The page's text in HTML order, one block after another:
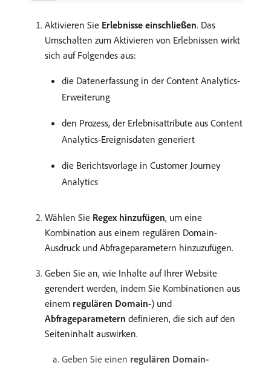
Aktivieren Sie Erlebnisse einschließen. Das
Umschalten zum Aktivieren von Erlebnissen wirkt
sich auf Folgendes aus:
die Datenerfassung in der Content Analytics-
Erweiterung
den Prozess, der Erlebnisattribute aus Content
Analytics-Ereignisdaten generiert
die Berichtsvorlage in Customer Journey
Analytics
Wählen Sie Regex hinzufügen, um eine
Kombination aus einem regulären Domain-
Ausdruck und Abfrageparametern hinzuzufügen.
Geben Sie an, wie Inhalte auf Ihrer Website
gerendert werden, indem Sie Kombinationen aus
einem regulären Domain-) und
Abfrageparametern definieren, die sich auf den
Seiteninhalt auswirken.
Geben Sie einen regulären Domain-